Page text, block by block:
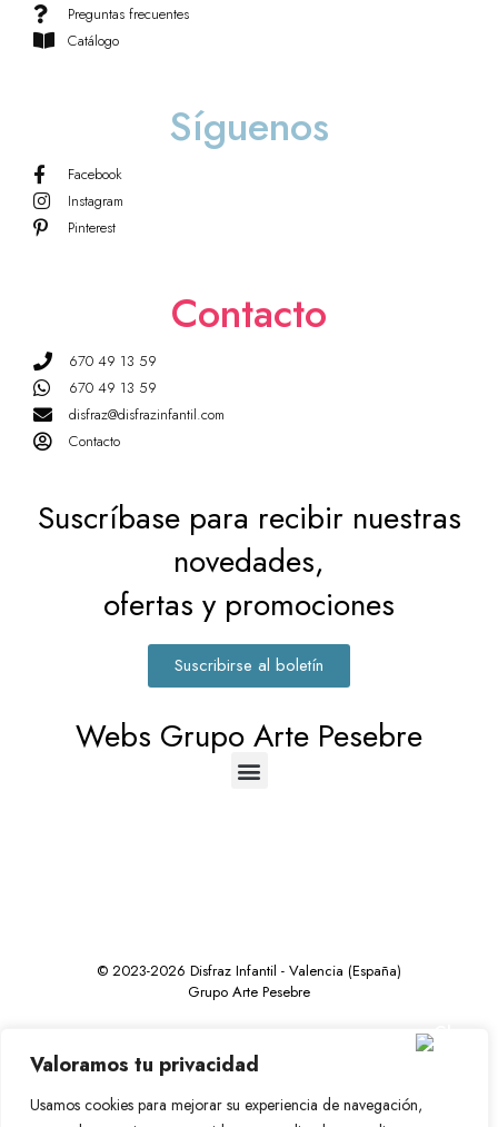
Valoramos tu privacidad
Usamos cookies para mejorar su experiencia de navegación,
Preguntas frecuentes
Catálogo
Síguenos
Facebook
Instagram
Pinterest
Contacto
670 49 13 59
670 49 13 59
disfraz@disfrazinfantil.com
Contacto
Suscríbase para recibir nuestras
novedades,
ofertas y promociones
Suscribirse al boletín
Webs Grupo Arte Pesebre
© 2023-2026 Disfraz Infantil - Valencia (España)
Grupo Arte Pesebre